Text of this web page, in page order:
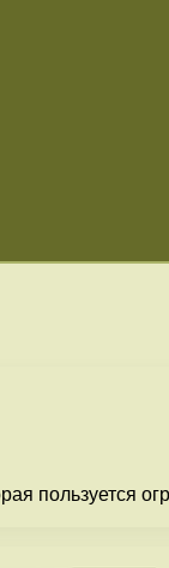
пользуется